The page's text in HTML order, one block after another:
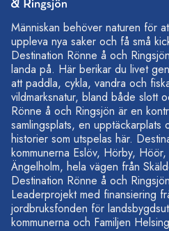
Människan behöver naturen för
uppleva nya saker och få små
Destination Rönne å och
landa på. Här berikar du livet
att paddla, cykla, vandra och
vildmarksnatur, bland både slott
Rönne å och Ringsjön är en
samlingsplats, en
historier som utspelas här.
kommunerna Eslöv, Hörby,
Ängelholm, hela vägen från
Destination Rönne å och
Leaderprojekt med finansiering
jordbruksfonden för
kommunerna och Familjen